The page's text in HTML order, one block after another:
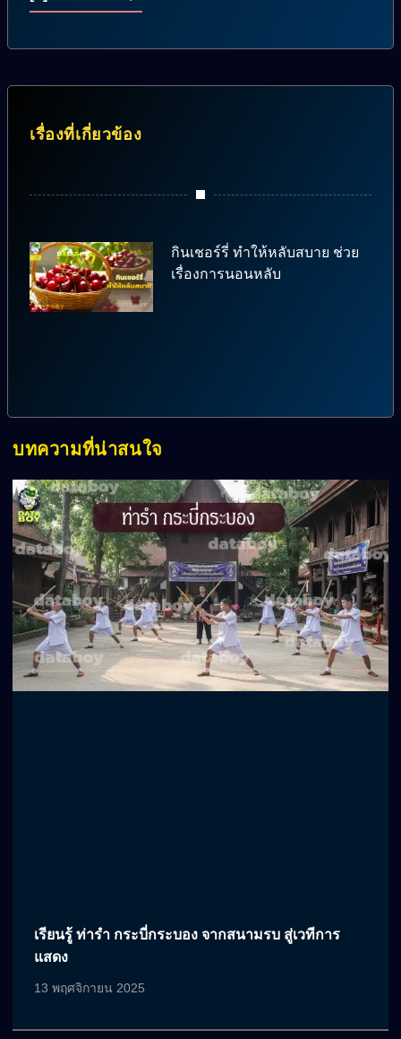
เรื่องที่เกี่ยวข้อง
กินเชอร์รี่ ทำให้หลับสบาย ช่วย
เรื่องการนอนหลับ
บทความที่น่าสนใจ
เรียนรู้ ท่ารำ กระบี่กระบอง จากสนามรบ สู่เวทีการ
แสดง
13 พฤศจิกายน 2025